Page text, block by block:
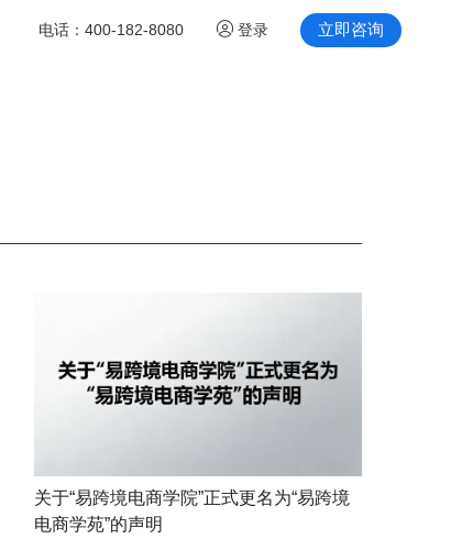
电话： 400-182-8080 登录 立即咨询
关于“易跨境电商学院”正式更名为“易跨境
电商学苑”的声明